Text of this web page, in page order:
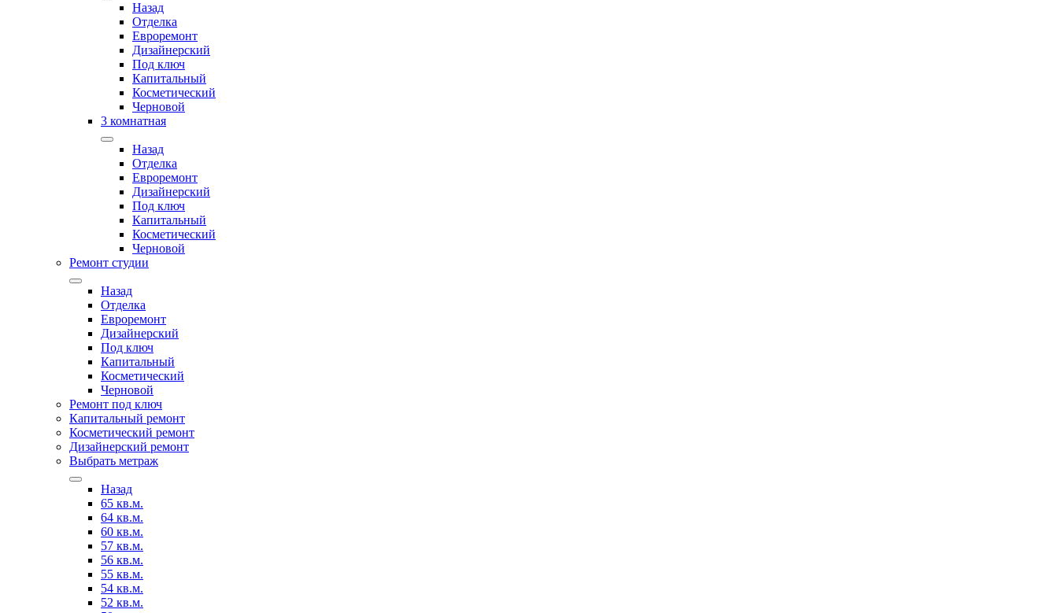
Назад
Отделка
Евроремонт
Дизайнерский
Под ключ
Капитальный
Косметический
Черновой
3 комнатная
Назад
Отделка
Евроремонт
Дизайнерский
Под ключ
Капитальный
Косметический
Черновой
Ремонт студии
Назад
Отделка
Евроремонт
Дизайнерский
Под ключ
Капитальный
Косметический
Черновой
Ремонт под ключ
Капитальный ремонт
Косметический ремонт
Дизайнерский ремонт
Выбрать метраж
Назад
65 кв.м.
64 кв.м.
60 кв.м.
57 кв.м.
56 кв.м.
55 кв.м.
54 кв.м.
52 кв.м.